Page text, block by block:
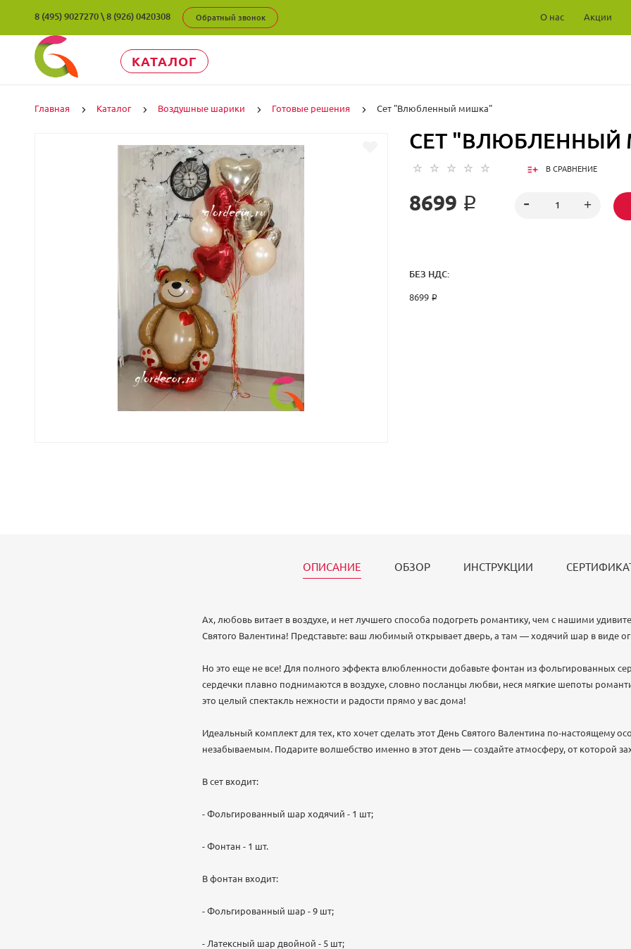
8 (495) 9027270 \ 8 (926) 0420308 Обратный звонок О нас Акции
КАТАЛОГ
Главная Каталог Воздушные шарики Готовые решения Сет "Влюбленный мишка"
СЕТ
В СРАВНЕНИЕ
8699 ₽
БЕЗ НДС:
8699 ₽
ОПИСАНИЕ ОБЗОР ИНСТРУКЦИИ
Ах, любовь витает в воздухе, и нет лучшего способа подогреть романтику, чем с нашими
Святого Валентина! Представьте: ваш любимый открывает дверь, а там — ходячий шар в виде
Но это еще не все! Для полного эффекта влюбленности добавьте фонтан из фольгированных
сердечки плавно поднимаются в воздухе, словно посланцы любви, неся мягкие шепоты
это целый спектакль нежности и радости прямо у вас дома!
Идеальный комплект для тех, кто хочет сделать этот День Святого Валентина по-настоящему
незабываемым. Подарите волшебство именно в этот день — создайте атмосферу, от которой
В сет входит:
- Фольгированный шар ходячий - 1 шт;
- Фонтан - 1 шт.
В фонтан входит:
- Фольгированный шар - 9 шт;
- Латексный шар двойной - 5 шт;